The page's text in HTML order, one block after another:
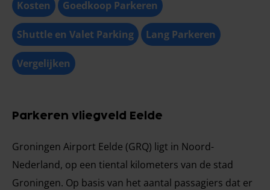
Kosten Goedkoop Parkeren
Shuttle en Valet Parking Lang Parkeren
Vergelijken
Parkeren vliegveld Eelde
Groningen Airport Eelde (GRQ) ligt in Noord-
Nederland, op een tiental kilometers van de stad
Groningen. Op basis van het aantal passagiers dat er